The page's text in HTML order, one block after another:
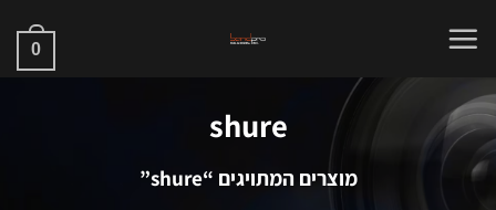
0
shure
מוצרים המתויגים “shure”